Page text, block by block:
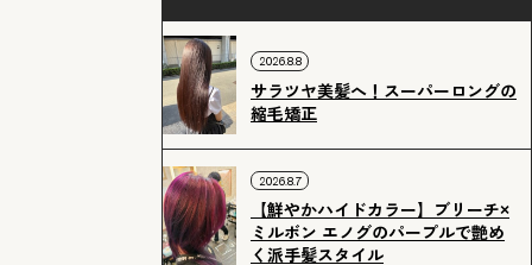
2026.8.8
サラツヤ美髪へ！スーパーロングの
縮毛矯正
2026.8.7
【鮮やかハイドカラー】ブリーチ×
ミルボン エノグのパープルで艶め
く派手髪スタイル